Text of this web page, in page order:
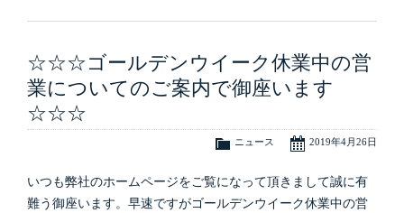
☆☆☆ゴールデンウイーク休業中の営
業についてのご案内で御座います
☆☆☆
2019年4月26日
ニュース
いつも弊社のホームページをご覧になって頂きまして誠に有
難う御座います。早速ですがゴールデンウイーク休業中の営